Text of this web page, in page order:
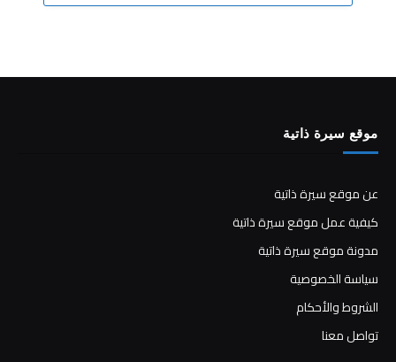
موقع سيرة ذاتية
عن موقع سيرة ذاتية
كيفية عمل موقع سيرة ذاتية
مدونة موقع سيرة ذاتية
سياسة الخصوصية
الشروط والأحكام
تواصل معنا